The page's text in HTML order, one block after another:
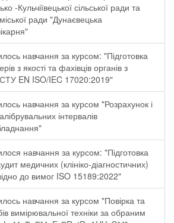
-Кульчіївецької сільської ради та
ради "Дунаєвецька
навчання за курсом: "Підготовка
з якості та фахівців органів з
EN ISO/IEC 17020:2019"
навчання за курсом "Розрахунок і
інтервалів
навчання за курсом: "Підготовка
медичних (клініко-діагностичних)
до вимог ISO 15189:2022"
навчання за курсом "Повірка та
вимірювальної техніки за обраним